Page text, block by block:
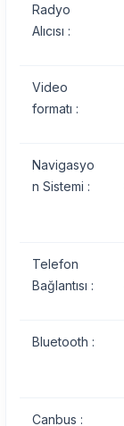
Radyo
Alıcısı :
Video
formatı :
Navigasyo
n Sistemi :
Telefon
Bağlantısı :
Bluetooth :
Canbus :